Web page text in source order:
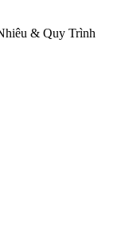
& Quy Trình